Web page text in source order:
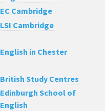
EC Cambridge
LSI Cambridge
English in Chester
British Study Centres
Edinburgh School of
English